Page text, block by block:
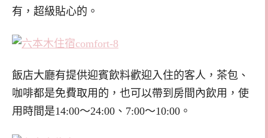
有，超級貼心的。
飯店大廳有提供迎賓飲料歡迎入住的客人，茶包、
咖啡都是免費取用的，也可以帶到房間內飲用，使
用時間是14:00～24:00、7:00～10:00。